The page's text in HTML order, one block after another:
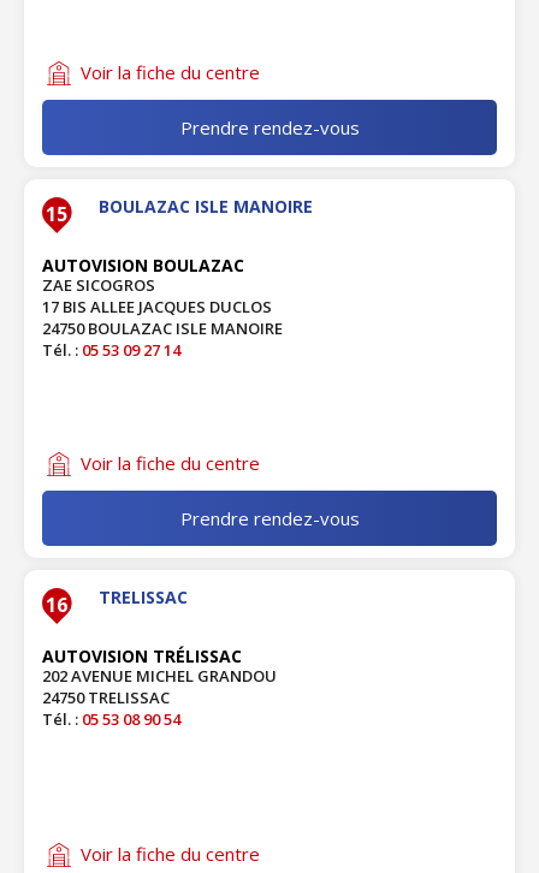
Voir la fiche du centre
Prendre rendez-vous
15 BOULAZAC ISLE MANOIRE
AUTOVISION BOULAZAC
ZAE SICOGROS
17 BIS ALLEE JACQUES DUCLOS
24750 BOULAZAC ISLE MANOIRE
Tél. : 05 53 09 27 14
Voir la fiche du centre
Prendre rendez-vous
16 TRELISSAC
AUTOVISION TRÉLISSAC
202 AVENUE MICHEL GRANDOU
24750 TRELISSAC
Tél. : 05 53 08 90 54
Voir la fiche du centre